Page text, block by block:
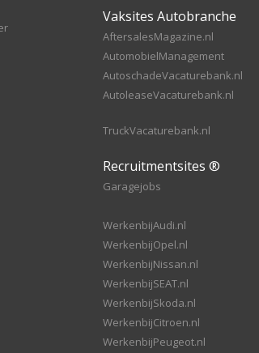
Vaksites Autobranche
AftersalesMagazine.nl
AutomobielManagement
AutoschadeVacaturebank.nl
AutoleaseVacaturebank.nl
TruckVacaturebank.nl
Recruitmentsites ®
Garagejobs
WerkenbijAudi.nl
WerkenbijOpel.nl
WerkenbijNissan.nl
WerkenbijSEAT.nl
WerkenbijSkoda.nl
WerkenbijCitroen.nl
WerkenbijPeugeot.nl